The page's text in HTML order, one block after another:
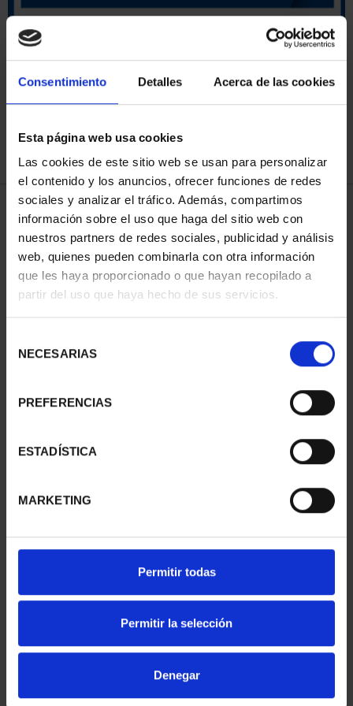
Consentimiento Detalles Acerca de las cookies
Esta página web usa cookies
Las cookies de este sitio web se usan para personalizar
el contenido y los anuncios, ofrecer funciones de redes
sociales y analizar el tráfico. Además, compartimos
información sobre el uso que haga del sitio web con
nuestros partners de redes sociales, publicidad y análisis
web, quienes pueden combinarla con otra información
que les haya proporcionado o que hayan recopilado a
partir del uso que haya hecho de sus servicios.
NECESARIAS
PREFERENCIAS
ESTADÍSTICA
MARKETING
Permitir todas
Permitir la selección
Denegar
REFINAR
4 Productos encontrados
PROVINCIA 1
Sólo para usuarios
SUSCRIPCIÓN
CAPITALES DE
PROVINCIA 2
Sólo para usuarios
registrados